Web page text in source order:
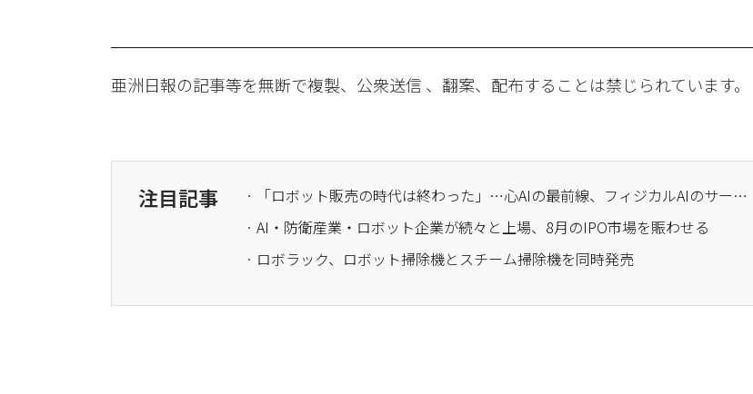
亜洲日報の記事等を無断で複製、公衆送信 、翻案、配布することは禁じられています。
注目記事
· 「ロボット販売の時代は終わった」…心AIの最前線、フィジカルAIのサービス戦略
· AI・防衛産業・ロボット企業が続々と上場、8月のIPO市場を賑わせる
· ロボラック、ロボット掃除機とスチーム掃除機を同時発売